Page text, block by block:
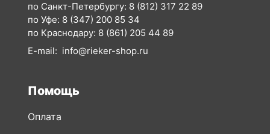
по Санкт-Петербургу: 8 (812) 317 22 89
по Уфе: 8 (347) 200 85 34
по Краснодару: 8 (861) 205 44 89
E-mail: info@rieker-shop.ru
Помощь
Оплата